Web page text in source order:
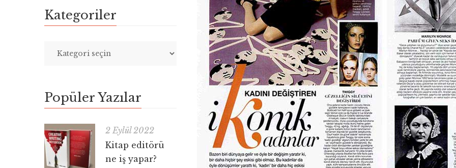
Kategoriler
Popüler Yazılar
2 Eylül 2022
Kitap editörü
ne iş yapar?